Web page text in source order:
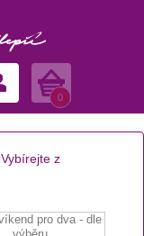
Košík
0
Vybírejte z